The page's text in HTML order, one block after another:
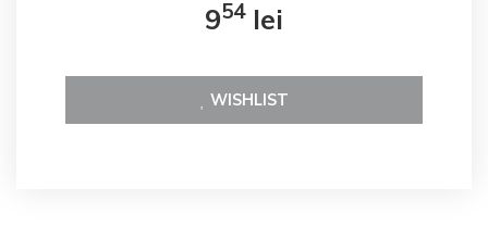
954lei
WISHLIST